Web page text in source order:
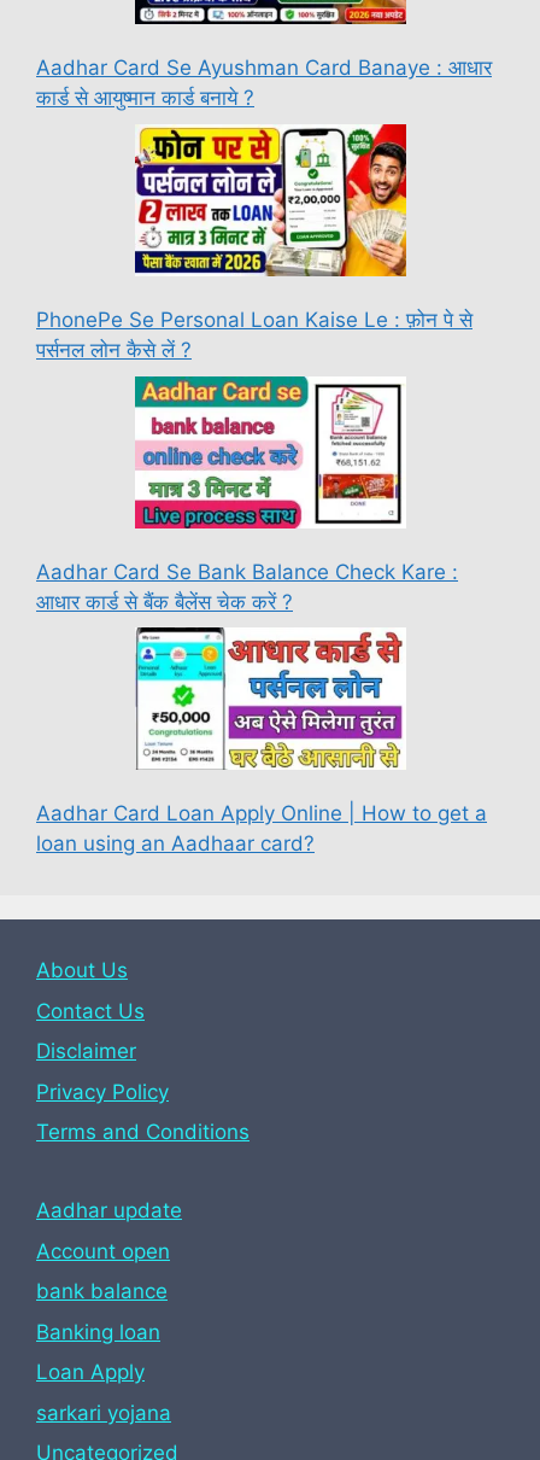
Aadhar Card Se Ayushman Card Banaye : आधार
कार्ड से आयुष्मान कार्ड बनाये ?
PhonePe Se Personal Loan Kaise Le : फ़ोन पे से
पर्सनल लोन कैसे लें ?
Aadhar Card Se Bank Balance Check Kare :
आधार कार्ड से बैंक बैलेंस चेक करें ?
Aadhar Card Loan Apply Online | How to get a
loan using an Aadhaar card?
About Us
Contact Us
Disclaimer
Privacy Policy
Terms and Conditions
Aadhar update
Account open
bank balance
Banking loan
Loan Apply
sarkari yojana
Uncategorized